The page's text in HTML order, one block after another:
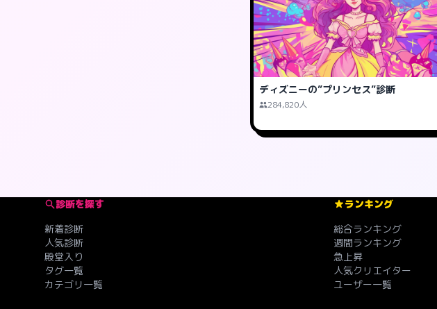
ディズニーの”プリンセス”診断
284,820人
診断を探す
新着診断
人気診断
殿堂入り
タグ一覧
カテゴリ一覧
ランキング
総合ランキング
週間ランキング
急上昇
人気クリエイター
ユーザー一覧